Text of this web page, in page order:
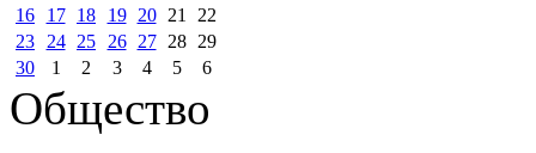
16
17 18 19 20 21
22
23
24 25 26 27 28
29
30
1 2 3 4 5 6
Общество